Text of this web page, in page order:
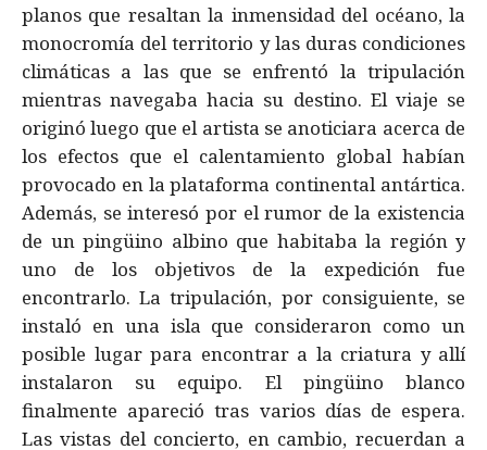
planos que resaltan la inmensidad del océano, la
monocromía del territorio y las duras condiciones
climáticas a las que se enfrentó la tripulación
mientras navegaba hacia su destino. El viaje se
originó luego que el artista se anoticiara acerca de
los efectos que el calentamiento global habían
provocado en la plataforma continental antártica.
Además, se interesó por el rumor de la existencia
de un pingüino albino que habitaba la región y
uno de los objetivos de la expedición fue
encontrarlo. La tripulación, por consiguiente, se
instaló en una isla que consideraron como un
posible lugar para encontrar a la criatura y allí
instalaron su equipo. El pingüino blanco
finalmente apareció tras varios días de espera.
Las vistas del concierto, en cambio, recuerdan a